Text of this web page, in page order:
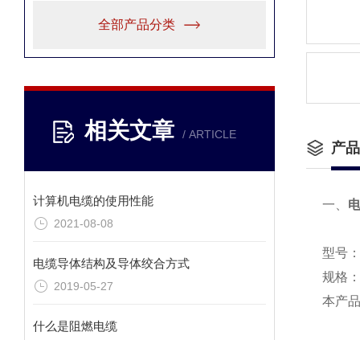
全部产品分类
相关文章 / ARTICLE
计算机电缆的使用性能
2021-08-08
电缆导体结构及导体绞合方式
2019-05-27
什么是阻燃电缆
产
一、
型号
规格
本产